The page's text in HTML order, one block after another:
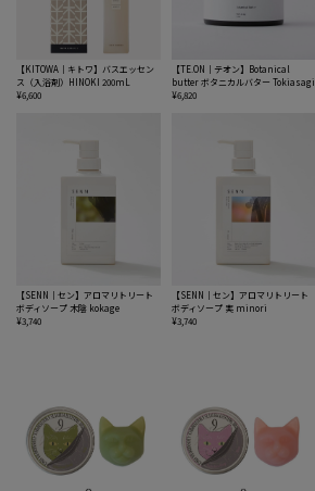
【KITOWA｜キトワ】バスエッセン
ス（入浴剤）HINOKI 200mL
¥6,600
【TE.ON｜テオン】Botanical
butter ボタニカルバター Tokiasagi
¥6,820
【SENN｜セン】アロマリトリート
ボディソープ 木陰 kokage
¥3,740
【SENN｜セン】アロマリトリート
ボディソープ 実 minori
¥3,740